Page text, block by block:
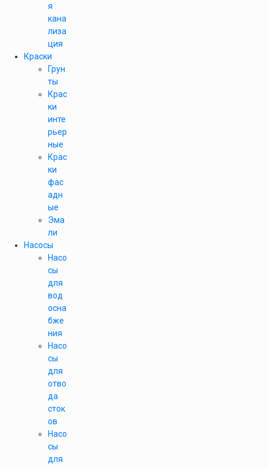
я
кана
лиза
ция
Краски
Грун
ты
Крас
ки
инте
рьер
ные
Крас
ки
фас
адн
ые
Эма
ли
Насосы
Насо
сы
для
вод
осна
бже
ния
Насо
сы
для
отво
да
сток
ов
Насо
сы
для